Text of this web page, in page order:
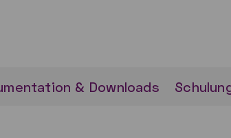
& Downloads